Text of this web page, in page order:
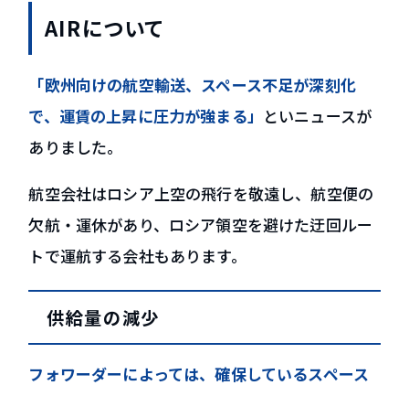
AIRについて
「欧州向けの航空輸送、スペース不足が深刻化
で、運賃の上昇に圧力が強まる」 といニュースが
ありました。
航空会社はロシア上空の飛行を敬遠し、航空便の
欠航・運休があり、ロシア領空を避けた迂回ルー
トで運航する会社もあります。
供給量の減少
フォワーダーによっては、確保しているスペース